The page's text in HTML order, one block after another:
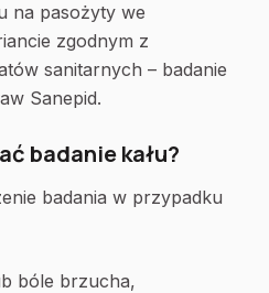
na pasożyty we
zgodnym z
sanitarnych – badanie
Sanepid.
badanie kału?
badania w przypadku
bóle brzucha,